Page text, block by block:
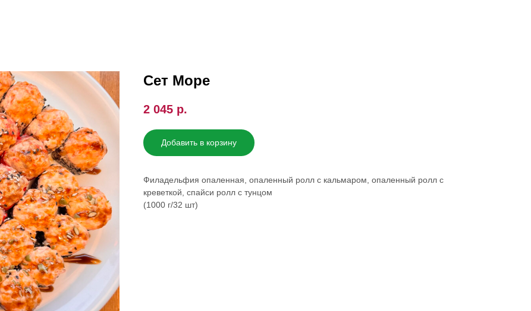
Сет Море
2 045 р.
Добавить в корзину
Филадельфия опаленная, опаленный ролл с кальмаром, опаленный ролл с
креветкой, спайси ролл с тунцом
(1000 г/32 шт)